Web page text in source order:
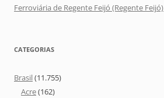
Ferroviária de Regente Feijó (Regente Feijó)
CATEGORIAS
Brasil(11.755)
Acre(162)